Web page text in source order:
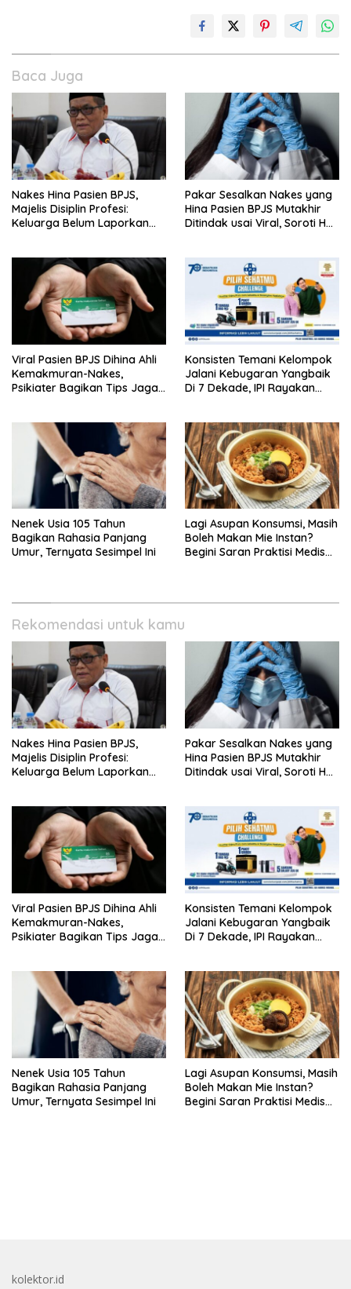
Baca Juga
Nakes Hina Pasien BPJS,
Majelis Disiplin Profesi:
Keluarga Belum Laporkan
Pakar Sesalkan Nakes yang
Hina Pasien BPJS Mutakhir
Ditindak usai Viral, Soroti Hal
Viral Pasien BPJS Dihina Ahli
Kemakmuran-Nakes,
Psikiater Bagikan Tips Jaga
Konsisten Temani Kelompok
Jalani Kebugaran Yangbaik
Di 7 Dekade, IPI Rayakan
Nenek Usia 105 Tahun
Bagikan Rahasia Panjang
Umur, Ternyata Sesimpel Ini
Lagi Asupan Konsumsi, Masih
Boleh Makan Mie Instan?
Begini Saran Praktisi Medis
Rekomendasi untuk kamu
Nakes Hina Pasien BPJS,
Majelis Disiplin Profesi:
Keluarga Belum Laporkan
Pakar Sesalkan Nakes yang
Hina Pasien BPJS Mutakhir
Ditindak usai Viral, Soroti Hal
Viral Pasien BPJS Dihina Ahli
Kemakmuran-Nakes,
Psikiater Bagikan Tips Jaga
Konsisten Temani Kelompok
Jalani Kebugaran Yangbaik
Di 7 Dekade, IPI Rayakan
Nenek Usia 105 Tahun
Bagikan Rahasia Panjang
Umur, Ternyata Sesimpel Ini
Lagi Asupan Konsumsi, Masih
Boleh Makan Mie Instan?
Begini Saran Praktisi Medis
kolektor.id